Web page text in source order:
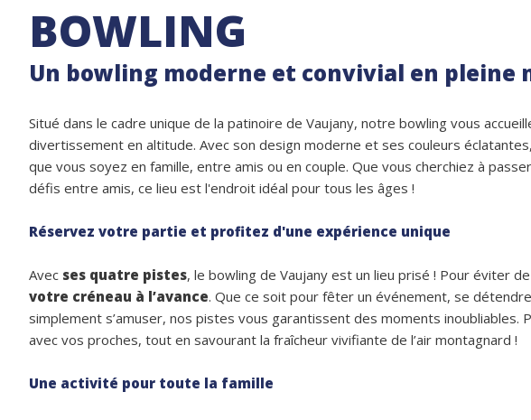
BOWLING
Un bowling moderne et convivial en pleine
Situé dans le cadre unique de la patinoire de Vaujany, notre bowling vous
divertissement en altitude. Avec son design moderne et ses couleurs
que vous soyez en famille, entre amis ou en couple. Que vous cherchiez à
défis entre amis, ce lieu est l'endroit idéal pour tous les âges !
Réservez votre partie et profitez d'une expérience unique
Avec ses quatre pistes, le bowling de Vaujany est un lieu prisé ! Pour éviter
votre créneau à l’avance. Que ce soit pour fêter un événement, se
simplement s’amuser, nos pistes vous garantissent des moments inoubliables. P
avec vos proches, tout en savourant la fraîcheur vivifiante de l’air montagnard !
Une activité pour toute la famille